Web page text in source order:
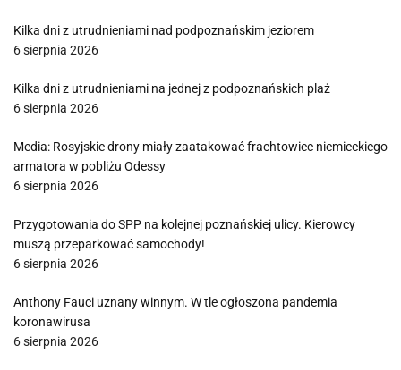
Kilka dni z utrudnieniami nad podpoznańskim jeziorem
6 sierpnia 2026
Kilka dni z utrudnieniami na jednej z podpoznańskich plaż
6 sierpnia 2026
Media: Rosyjskie drony miały zaatakować frachtowiec niemieckiego
armatora w pobliżu Odessy
6 sierpnia 2026
Przygotowania do SPP na kolejnej poznańskiej ulicy. Kierowcy
muszą przeparkować samochody!
6 sierpnia 2026
Anthony Fauci uznany winnym. W tle ogłoszona pandemia
koronawirusa
6 sierpnia 2026